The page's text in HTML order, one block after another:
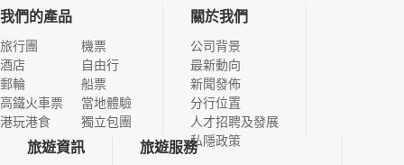
我們的產品
旅行團
酒店
郵輪
高鐵火車票
港玩港食
機票
自由行
船票
當地體驗
獨立包團
關於我們
公司背景
最新動向
新聞發佈
分行位置
人才招聘及發展
私隱政策
旅遊資訊 旅遊服務